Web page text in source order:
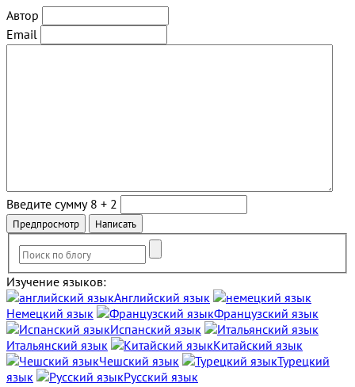
Автор
Email
Введите сумму 8 + 2
Изучение языков:
Английский язык
Немецкий язык
Французский язык
Испанский язык
Итальянский язык
Китайский язык
Чешский язык
Турецкий
язык
Русский язык